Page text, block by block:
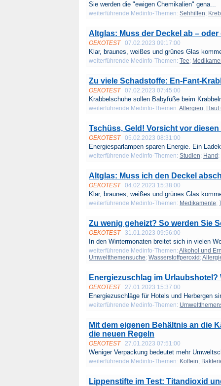
Sie werden die "ewigen Chemikalien" gena...
weiterführende Medinfo-Themen: Sehhilfen;
Altglas: Muss der Deckel ab –
OEKOTEST 07.02.2023 09:17:00
Klar, braunes, weißes und grünes Glas
weiterführende Medinfo-Themen: Tee;
Zu viele Schadstoffe: En-Fant-
OEKOTEST 07.02.2023 07:45:00
Krabbelschuhe sollen Babyfüße beim
weiterführende Medinfo-Themen: Allergien; Haut
Tschüss, Geld! Vorsicht vor
OEKOTEST 05.02.2023 08:31:00
Energiesparlampen sparen Energie. Ein
weiterführende Medinfo-Themen: Studien; Hand ;
Altglas: Muss ich den Deckel
OEKOTEST 04.02.2023 15:38:00
Klar, braunes, weißes und grünes Glas
weiterführende Medinfo-Themen: Medikamente;
Zu wenig geheizt? So werden Sie
OEKOTEST 31.01.2023 09:56:00
In den Wintermonaten breitet sich in vielen
weiterführende Medinfo-Themen: Alkohol und
Umweltthemensuche; Wasserstoffperoxid ;
Energiezuschlag im
OEKOTEST 27.01.2023 15:37:00
Energiezuschläge für Hotels und Herbergen
weiterführende Medinfo-Themen:
Mit dem eigenen Behältnis an die
die neuen Regeln
OEKOTEST 27.01.2023 07:51:00
Weniger Verpackung bedeutet mehr
weiterführende Medinfo-Themen: Koffein;
Lippenstifte im Test: Titandioxid